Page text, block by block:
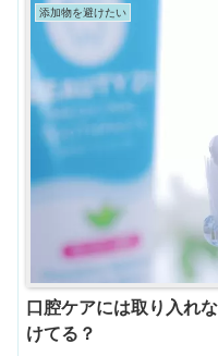
添加物を避けたい
口腔ケアには取り入れ
けてる？